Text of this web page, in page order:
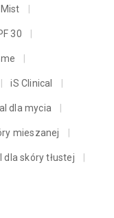
30
iS Clinical
dla mycia
mieszanej
dla skóry tłustej